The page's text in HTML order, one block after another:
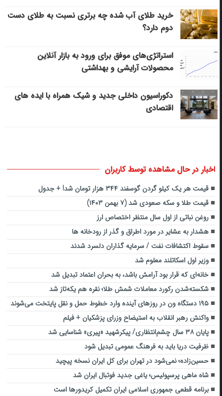
خرید طلای آب شده چه برتری نسبت به طلای دست
دوم دارد؟
استراتژی‌های موفق برای ورود به بازار آنلاین
محصولات آرایشی و بهداشتی
دکوراسیون داخلی جدید و شیک همراه با ایده های
اقتصادی
اخبار در حال مشاهده توسط کاربران
قیمت هر یک کیلو گردن گوسفند ۳۴۴ هزار تومان شد! + جدول
قیمت طلا و سکه صعودی شد (۷ بهمن ۱۴۰۳)
روغن نباتی از اول سال منتظر اختصاص ارز
هشدار به عشایر در مورد اطراق و گذر از رودخانه ها
سقوط اکتشافات نفت / سرمایه گذاران دلسرد شدند
وزیر اول اسکاتلند معلوم شد
خانه‌ای که قرار بود آرامش باشد، به بحران اعتماد تبدیل شد
شکسته‌شدن رکورد معاملات شمش طلا؛‌ نقره هم یکه‌تاز شد
۱۹۵ دستگاه ون در روزهای آینده وارد خطوط حمل و نقل پایتخت می‌شوند
واکنش رهبر انقلاب به استیضاح وزرای پزشکیان + فیلم
پایان ۳۸ سال چشم‌انتظاری/ پیکرشهید «پیری» شناسایی شد
ظرفیت دریا باید به فرهنگ عمومی تبدیل شود
حسین‌زاده؛ نمی‌شود در تهران برای کل ایران نسخه پیچید
شاه ماهی پرسپولیس؛ یاغی جدید فوتبال ایران شد
برنامه قطعی جمهوری اسلامی ایران تکمیل کریدورها است